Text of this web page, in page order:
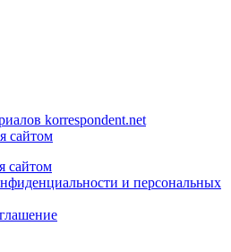
korrespondent.net
сайтом
сайтом
и персональных